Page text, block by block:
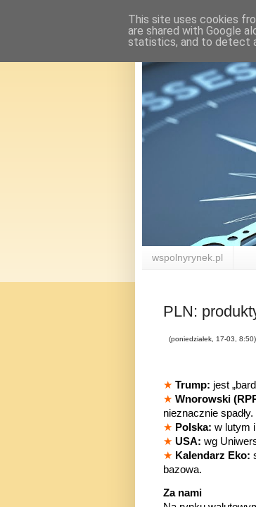
wspolnyrynek.pl
PLN:
(poniedziałek, 17-03, 8:50)
★ Trump: jest
★ Wnorowski
nieznacznie spadły.
★ Polska: w lutym
★ USA: wg
★ Kalendarz Eko:
bazowa.
Za nami
This site uses cookies
are shared with Google
statistics, and to detect